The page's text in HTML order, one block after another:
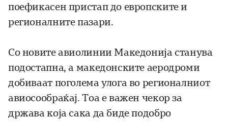
поефикасен пристап до европските и
регионалните пазари.
Со новите авиолинии Македонија станува
подостапна, а македонските аеродроми
добиваат поголема улога во регионалниот
авиосообраќај. Тоа е важен чекор за
држава која сака да биде подобро